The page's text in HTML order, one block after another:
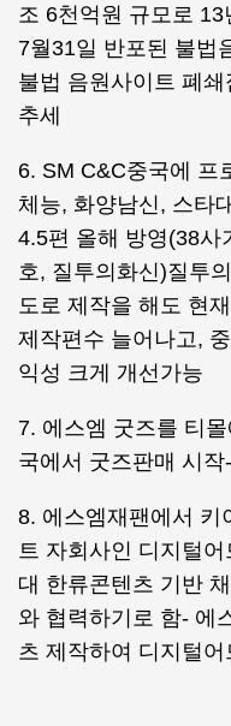
조 6천억원 규모로
7월31일 반포된 불법
불법 음원사이트 폐
추세
6. SM C&C중국에 프
체능, 화양남신, 스타
4.5편 올해 방영(38사
호, 질투의화신)질투
도로 제작을 해도 현
제작편수 늘어나고,
익성 크게 개선가능
7. 에스엠 굿즈를 티
국에서 굿즈판매 시
8. 에스엠재팬에서 키
트 자회사인 디지털
대 한류콘텐츠 기반
와 협력하기로 함- 에
츠 제작하여 디지털